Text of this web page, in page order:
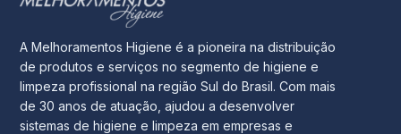
A Melhoramentos Higiene é a pioneira na distribuição
de produtos e serviços no segmento de higiene e
limpeza profissional na região Sul do Brasil. Com mais
de 30 anos de atuação, ajudou a desenvolver
sistemas de higiene e limpeza em empresas e